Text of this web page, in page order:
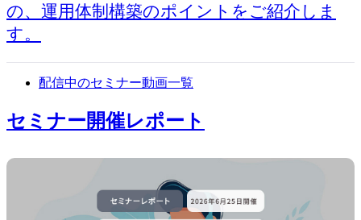
の、運用体制構築のポイントをご紹介しま
す。
配信中のセミナー動画一覧
セミナー開催レポート